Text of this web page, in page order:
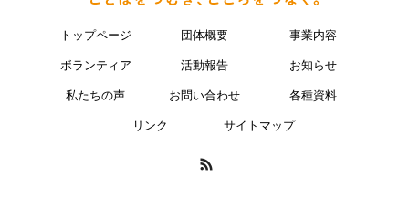
トップページ 団体概要 事業内容
ボランティア 活動報告 お知らせ
私たちの声 お問い合わせ 各種資料
リンク サイトマップ